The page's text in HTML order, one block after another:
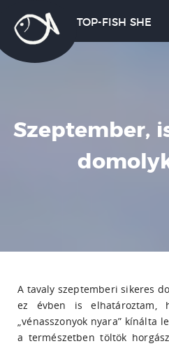
TOP-FISH SHE
Szeptember,
A tavaly szeptemberi sikeres
ez évben is elhatároztam,
„vénasszonyok nyara” kínálta
a természetben töltök